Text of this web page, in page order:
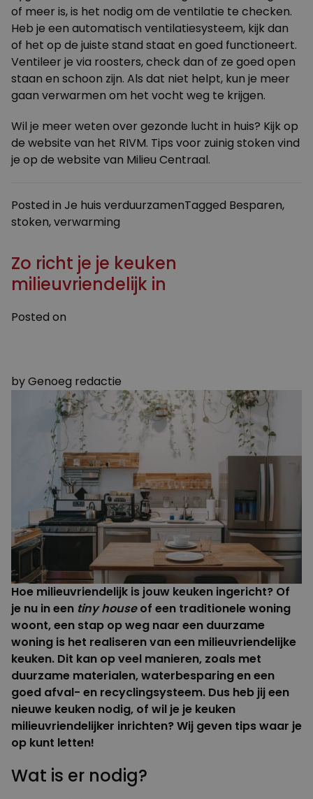
of meer is, is het nodig om de ventilatie te checken.
Heb je een automatisch ventilatiesysteem, kijk dan
of het op de juiste stand staat en goed functioneert.
Ventileer je via roosters, check dan of ze goed open
staan en schoon zijn. Als dat niet helpt, kun je meer
gaan verwarmen om het vocht weg te krijgen.
Wil je meer weten over gezonde lucht in huis? Kijk op
de website van het RIVM. Tips voor zuinig stoken vind
je op de website van Milieu Centraal.
Posted in Je huis verduurzamenTagged Besparen,
stoken,verwarming
Zo richt je je keuken
milieuvriendelijk in
Posted on
byGenoeg redactie
Hoe milieuvriendelijk is jouw keuken ingericht? Of
je nu in een tiny houseof een traditionele woning
woont, een stap op weg naar een duurzame
woning is het realiseren van een milieuvriendelijke
keuken. Dit kan op veel manieren, zoals met
duurzame materialen, waterbesparing en een
goed afval- en recyclingsysteem. Dus heb jij een
nieuwe keuken nodig, of wil je je keuken
milieuvriendelijker inrichten? Wij geven tips waar je
op kunt letten!
Wat is er nodig?